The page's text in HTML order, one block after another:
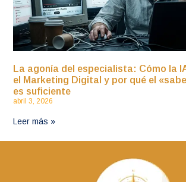
La agonía del especialista: Cómo la
el Marketing Digital y por qué el
es suficiente
abril 3, 2026
Leer más »